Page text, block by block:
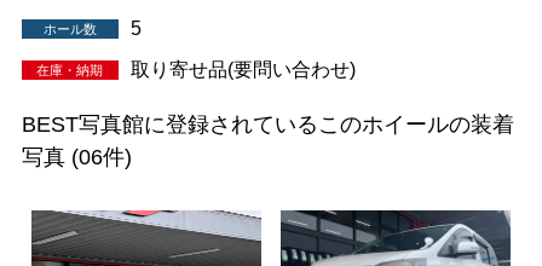
ホール数 5
在庫・納期 取り寄せ品(要問い合わせ)
BEST写真館に登録されているこのホイールの装着
写真(06件)